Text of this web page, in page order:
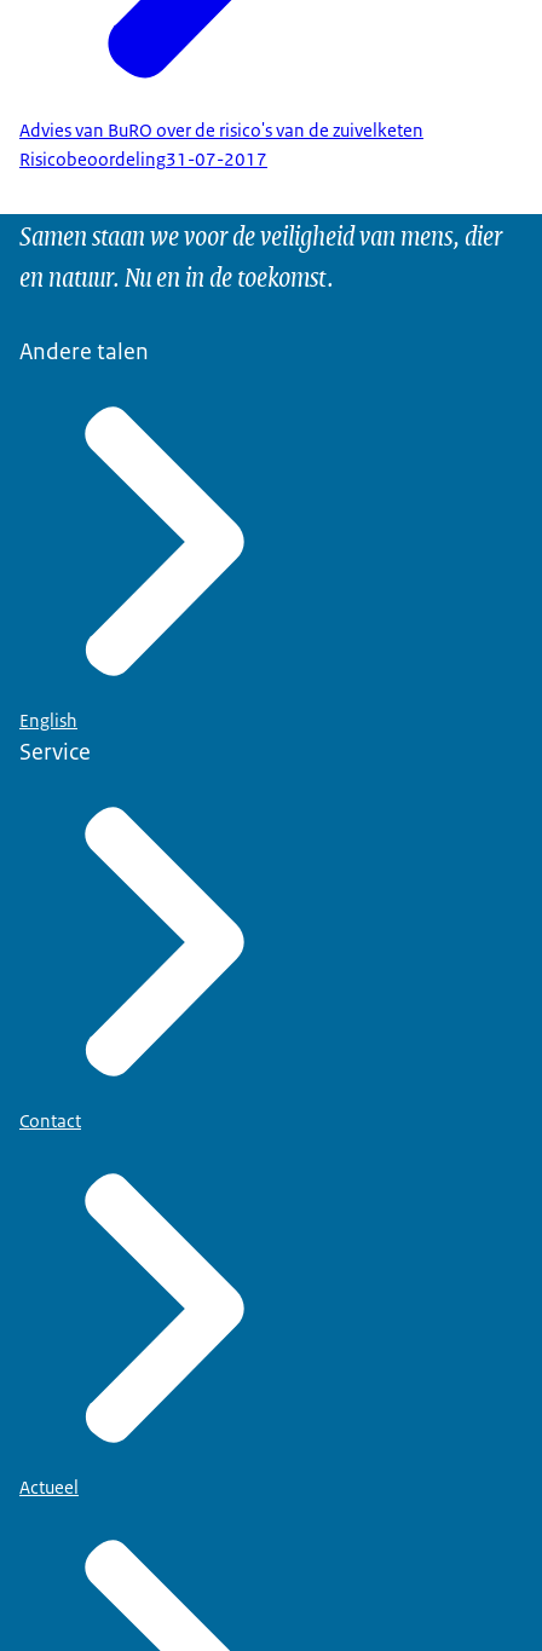
Advies van BuRO over de risico's van de zuivelketen
Risicobeoordeling31-07-2017
Samen staan we voor de veiligheid van mens, dier
en natuur. Nu en in de toekomst.
Andere talen
English
Service
Contact
Actueel